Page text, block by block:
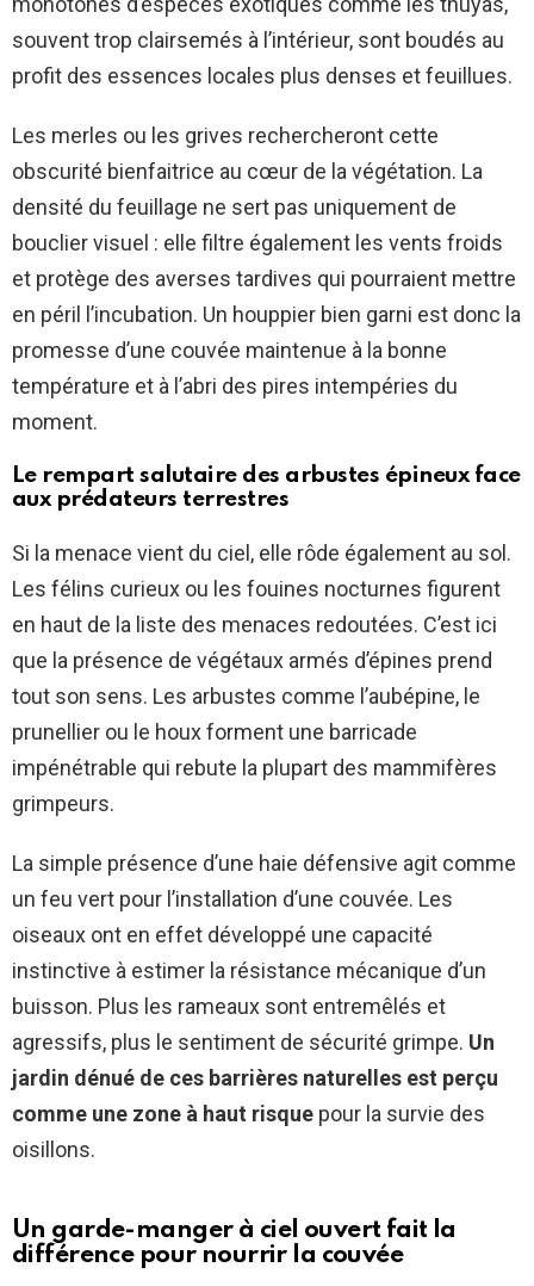
souvent trop clairsemés à l’intérieur, sont boudés au
profit des essences locales plus denses et feuillues.
Les merles ou les grives rechercheront cette
obscurité bienfaitrice au cœur de la végétation. La
densité du feuillage ne sert pas uniquement de
bouclier visuel : elle filtre également les vents froids
et protège des averses tardives qui pourraient mettre
en péril l’incubation. Un houppier bien garni est donc la
promesse d’une couvée maintenue à la bonne
température et à l’abri des pires intempéries du
moment.
Le rempart salutaire des arbustes épineux face
aux prédateurs terrestres
Si la menace vient du ciel, elle rôde également au sol.
Les félins curieux ou les fouines nocturnes figurent
en haut de la liste des menaces redoutées. C’est ici
que la présence de végétaux armés d’épines prend
tout son sens. Les arbustes comme l’aubépine, le
prunellier ou le houx forment une barricade
impénétrable qui rebute la plupart des mammifères
grimpeurs.
La simple présence d’une haie défensive agit comme
un feu vert pour l’installation d’une couvée. Les
oiseaux ont en effet développé une capacité
instinctive à estimer la résistance mécanique d’un
buisson. Plus les rameaux sont entremêlés et
agressifs, plus le sentiment de sécurité grimpe. Un
jardin dénué de ces barrières naturelles est perçu
comme une zone à haut risque pour la survie des
oisillons.
Un garde-manger à ciel ouvert fait la
différence pour nourrir la couvée